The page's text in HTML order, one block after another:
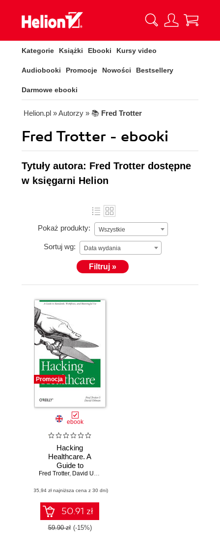
Kategorie Książki Ebooki Kursy video
Audiobooki Promocje Nowości Bestsellery
Darmowe ebooki
Helion.pl » Autorzy » 📚 Fred Trotter
Fred Trotter - ebooki
Tytuły autora: Fred Trotter dostępne
w księgarni Helion
Pokaż produkty: Wszystkie
Sortuj wg: Data wydania
Filtruj »
Promocja
ebook
Hacking
Healthcare. A
Guide to
Standards,
Meaningful Use
Fred Trotter, David Uhlman
(35,94 zł najniższa cena z 30 dni)
50.91 zł
59.90 zł (-15%)